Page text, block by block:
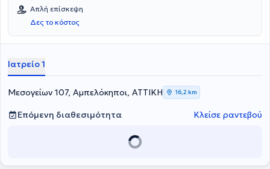
Καρκίνος Πεπτικού, ο Καρκίνος Πνεύμονος καθώς και ο Καρκίνος
Κεφαλής/τραχήλου.
Ρόδο, που εξυπηρετεί κατοίκους Δωδεκανήσων.
Απλή επίσκεψη
Δες το κόστος
Ιατρείο 1
Μεσογείων 107, Αμπελόκηποι, ΑΤΤΙΚΗ 16,2 km
Επόμενη διαθεσιμότητα Κλείσε ραντεβού